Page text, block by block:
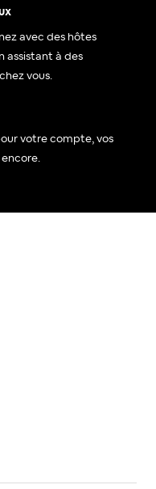
avec des hôtes
assistant à des
vous.
votre compte, vos